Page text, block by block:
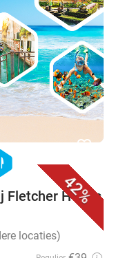
42%
favorite_border
Fletcher Hotels
locaties)